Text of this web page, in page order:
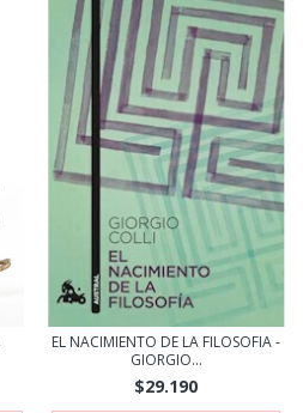
EL NACIMIENTO DE LA FILOSOFIA -
GIORGIO...
$29.190